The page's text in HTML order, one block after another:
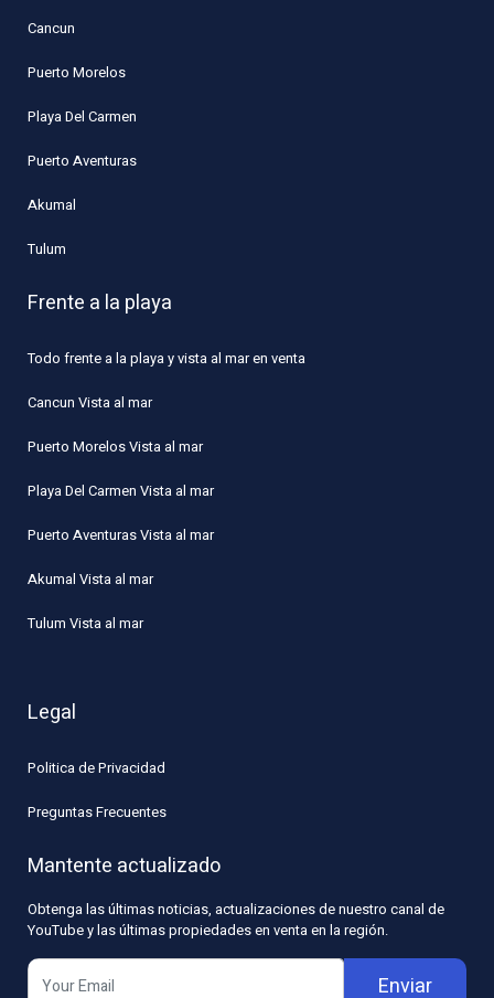
Cancun
Puerto Morelos
Playa Del Carmen
Puerto Aventuras
Akumal
Tulum
Frente a la playa
Todo frente a la playa y vista al mar en venta
Cancun Vista al mar
Puerto Morelos Vista al mar
Playa Del Carmen Vista al mar
Puerto Aventuras Vista al mar
Akumal Vista al mar
Tulum Vista al mar
Legal
Politica de Privacidad
Preguntas Frecuentes
Mantente actualizado
Obtenga las últimas noticias, actualizaciones de nuestro canal de
YouTube y las últimas propiedades en venta en la región.
Enviar